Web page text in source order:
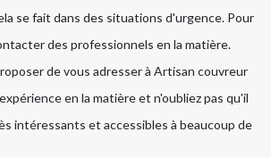
se fait dans des situations d'urgence. Pour
des professionnels en la matière.
de vous adresser à Artisan couvreur
en la matière et n'oubliez pas qu'il
intéressants et accessibles à beaucoup de